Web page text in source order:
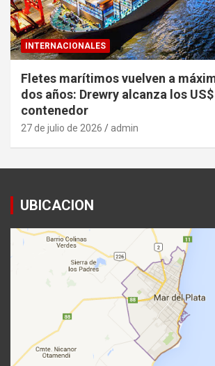
INTERNACIONALES
Fletes marítimos vuelven a
dos años: Drewry alcanza los
contenedor
27 de julio de 2026 admin
UBICACION